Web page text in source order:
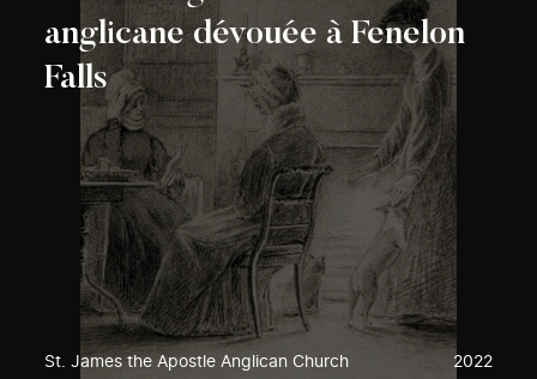
anglicane dévouée à Fenelon
Falls
St. James the Apostle Anglican Church
2022